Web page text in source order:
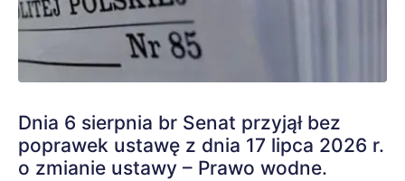
Dnia 6 sierpnia br Senat przyjął bez
poprawek ustawę z dnia 17 lipca 2026 r.
o zmianie ustawy – Prawo wodne.